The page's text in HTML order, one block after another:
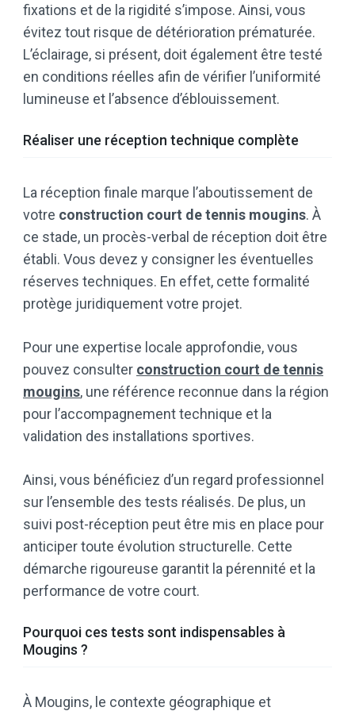
fixations et de la rigidité s’impose. Ainsi, vous
évitez tout risque de détérioration prématurée.
L’éclairage, si présent, doit également être testé
en conditions réelles afin de vérifier l’uniformité
lumineuse et l’absence d’éblouissement.
Réaliser une réception technique complète
La réception finale marque l’aboutissement de
votre construction court de tennis mougins. À
ce stade, un procès-verbal de réception doit être
établi. Vous devez y consigner les éventuelles
réserves techniques. En effet, cette formalité
protège juridiquement votre projet.
Pour une expertise locale approfondie, vous
pouvez consulter construction court de tennis
mougins, une référence reconnue dans la région
pour l’accompagnement technique et la
validation des installations sportives.
Ainsi, vous bénéficiez d’un regard professionnel
sur l’ensemble des tests réalisés. De plus, un
suivi post-réception peut être mis en place pour
anticiper toute évolution structurelle. Cette
démarche rigoureuse garantit la pérennité et la
performance de votre court.
Pourquoi ces tests sont indispensables à
Mougins ?
À Mougins, le contexte géographique et